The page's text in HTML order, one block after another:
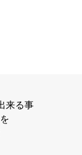
来る事